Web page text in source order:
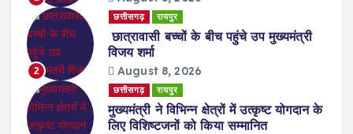
2
छत्तीसगढ़ रायपुर
छात्रावासी बच्चों के बीच पहुंचे उप मुख्यमंत्री
विजय शर्मा
August 8, 2026
छत्तीसगढ़ रायपुर
मुख्यमंत्री ने विभिन्न क्षेत्रों में उत्कृष्ट योगदान के
लिए विशिष्टजनों को किया सम्मानित